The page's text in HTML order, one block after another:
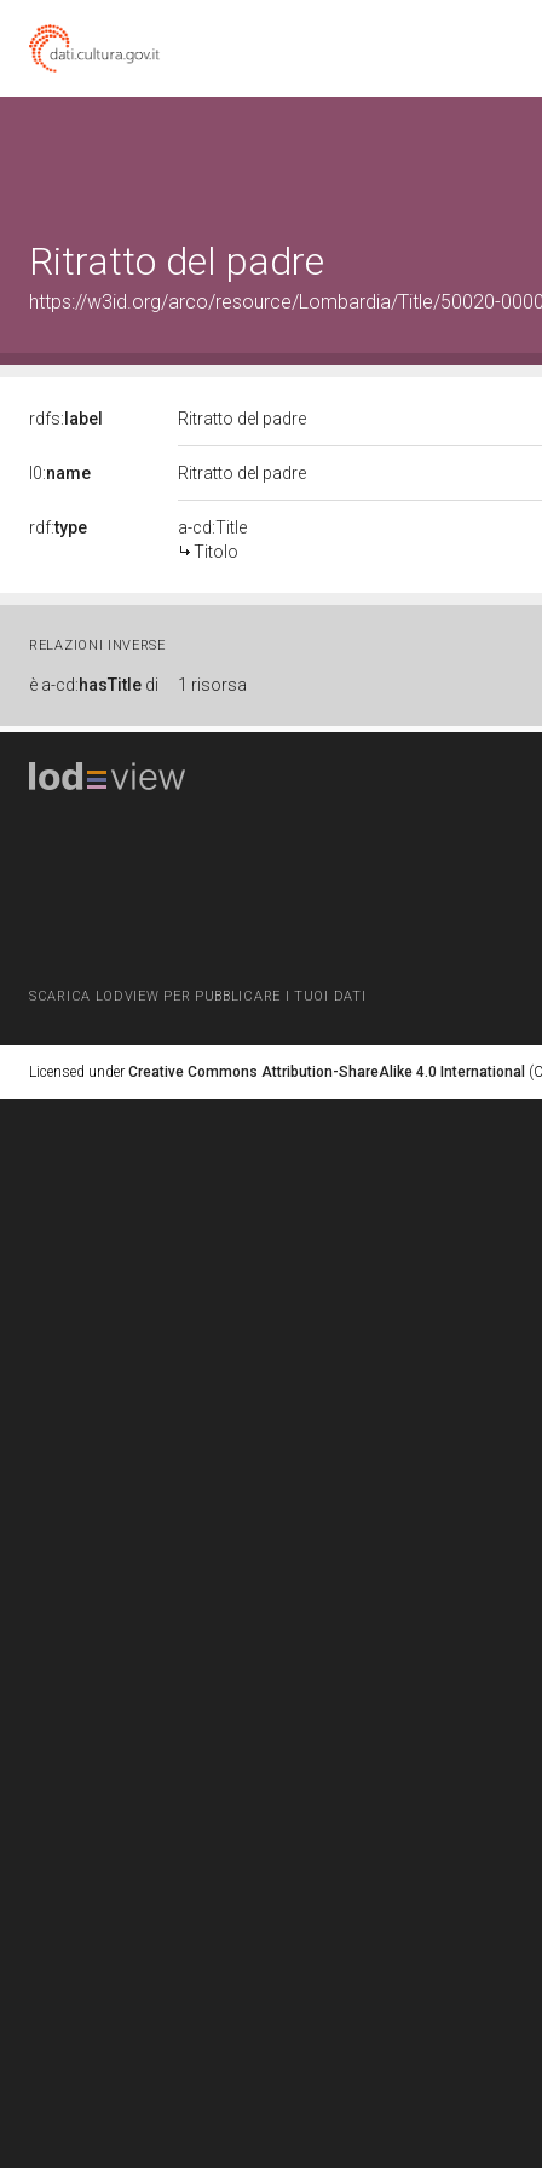
Ritratto del padre
https://w3id.org/arco/resource/Lombardia/Title/50020-
rdfs: label Ritratto del padre
l0:name Ritratto del padre
rdf:type
a-cd:Title
Titolo
RELAZIONI INVERSE
è a-cd:hasTitle di 1 risorsa
SCARICA LODVIEW PER PUBBLICARE I TUOI DATI
Licensed under Creative Commons Attribution-ShareAlike 4.0 International